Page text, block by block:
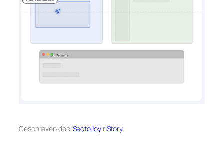
Geschreven doorSectoJoyinStory